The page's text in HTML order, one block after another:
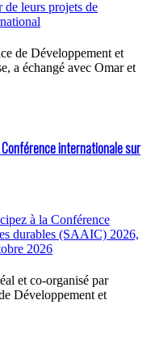
de Développement et
a échangé avec Omar et
Conférence internationale sur
et co-organisé par
Développement et